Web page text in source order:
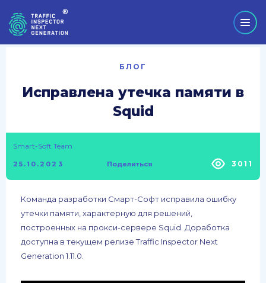
БЛОГ
Исправлена утечка памяти в
Squid
Smart-Soft Team
25.10.2023 Поделиться 3011
Команда разработки Смарт-Софт исправила ошибку
утечки памяти, характерную для решений,
построенных на прокси-сервере Squid. Доработка
доступна в текущем релизе Traffic Inspector Next
Generation 1.11.0.